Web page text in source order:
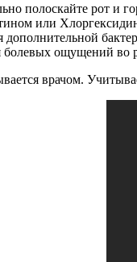
полоскайте рот и
или
дополнительной
ощущений во
врачом.